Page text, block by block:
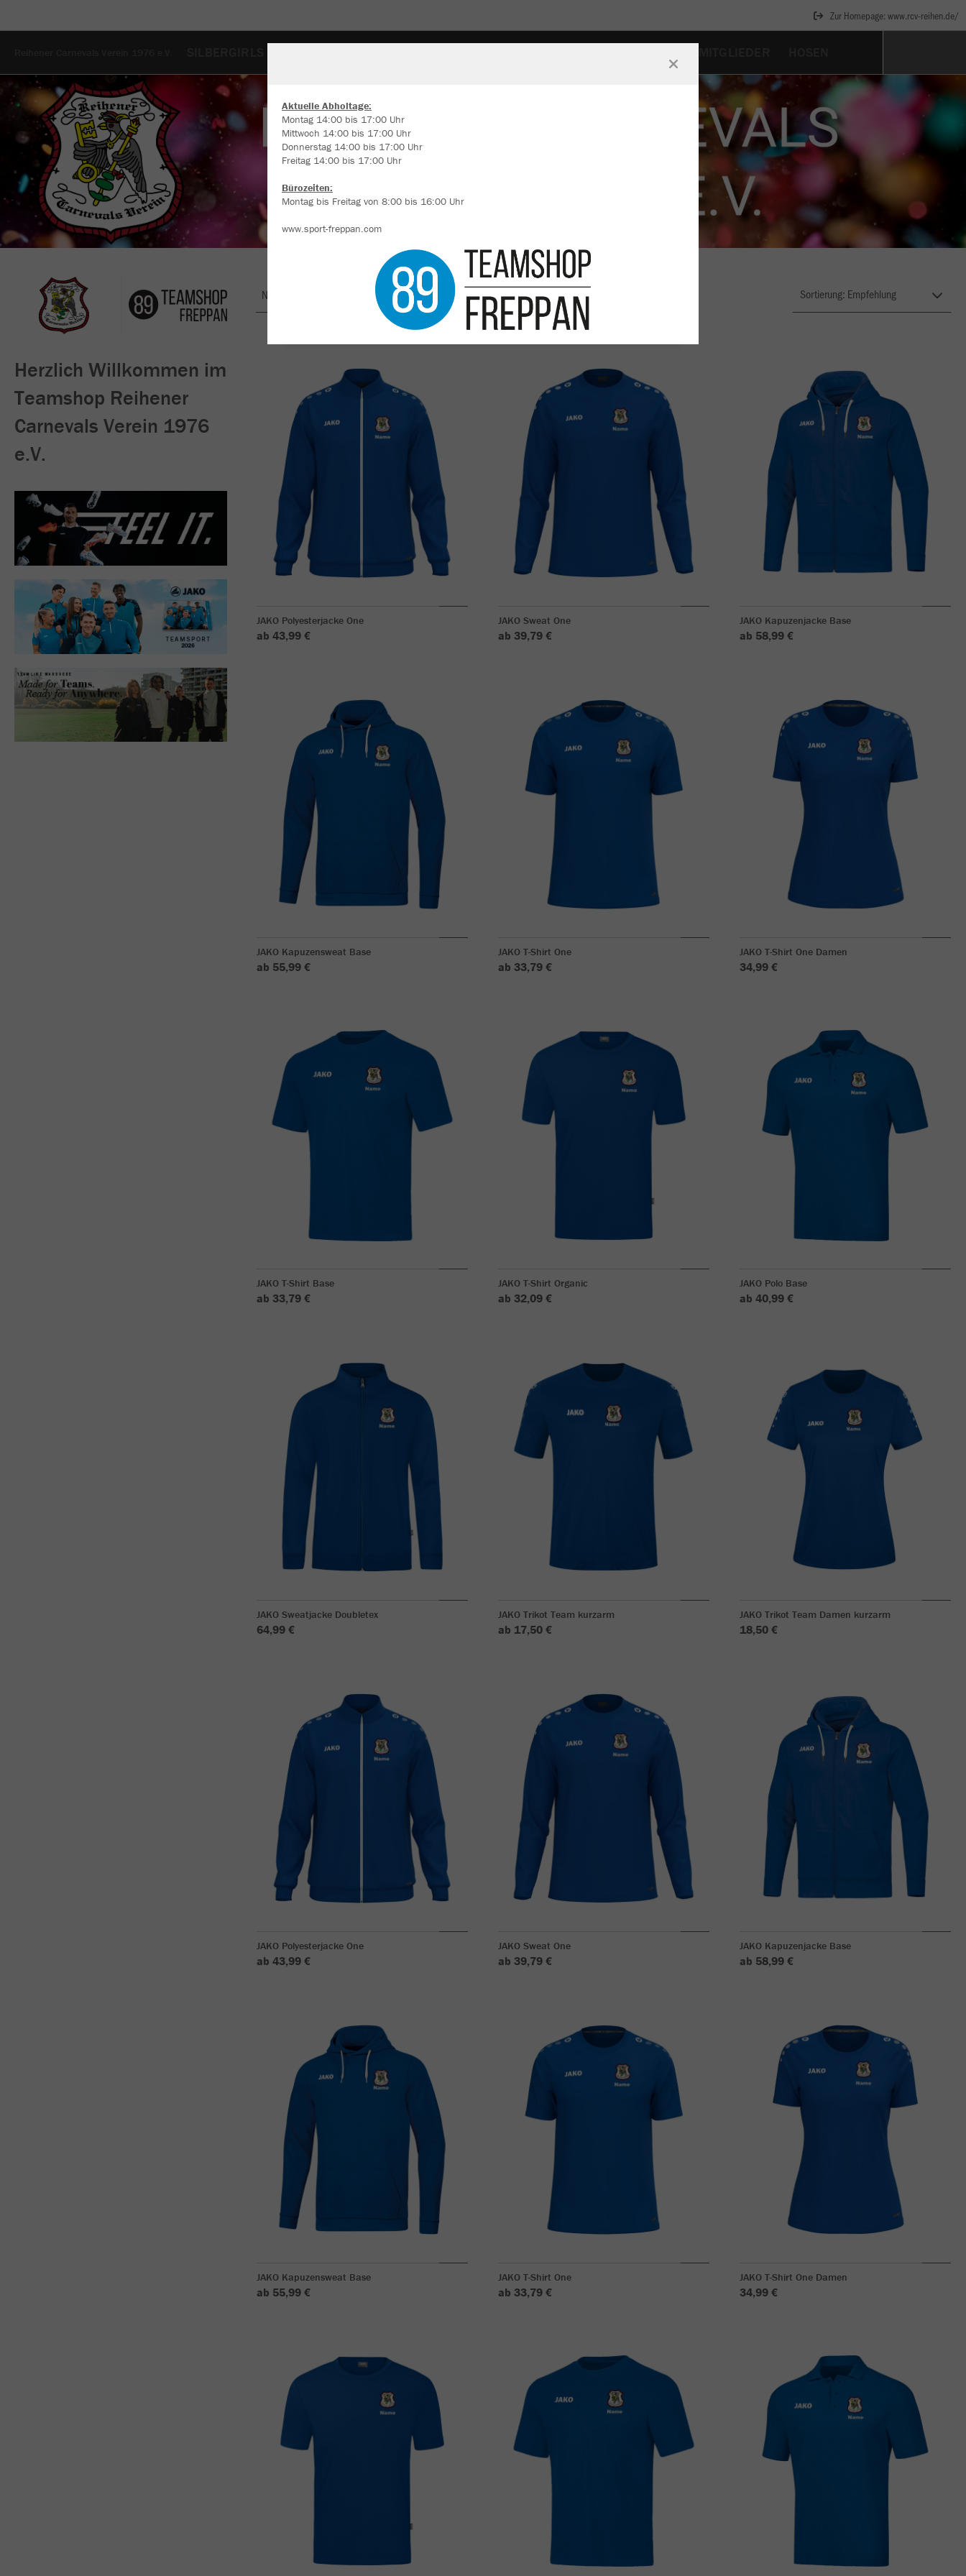
Zur Homepage: www.rcv-reihen.de/
Herzlich Willkommen im
Teamshop Reihener
Carnevals Verein 1976
e.V.
Nachhaltig Farbe
JAKO Polyesterjacke One
ab 43,99 €
JAKO Sweat One
ab 39,79 €
JAKO Kapuzenjacke Base
ab 58,99 €
JAKO Kapuzensweat Base
ab 55,99 €
JAKO T-Shirt One
ab 33,79 €
JAKO T-Shirt One Damen
34,99 €
JAKO T-Shirt Base
ab 33,79 €
JAKO T-Shirt Organic
ab 32,09 €
JAKO Polo Base
ab 40,99 €
JAKO Sweatjacke Doubletex
64,99 €
JAKO Trikot Team kurzarm
ab 17,50 €
JAKO Trikot Team Damen kurzarm
18,50 €
JAKO Polyesterjacke One
ab 43,99 €
JAKO Sweat One
ab 39,79 €
JAKO Kapuzenjacke Base
ab 58,99 €
JAKO Kapuzensweat Base
ab 55,99 €
JAKO T-Shirt One
ab 33,79 €
JAKO T-Shirt One Damen
34,99 €
Aktuelle Abholtage:
Montag 14:00 bis 17:00 Uhr
Mittwoch 14:00 bis 17:00 Uhr
Donnerstag 14:00 bis 17:00 Uhr
Freitag 14:00 bis 17:00 Uhr
Bürozeiten:
Montag bis Freitag von 8:00 bis 16:00 Uhr
www.sport-freppan.com
Wir verwenden Cookies
Durch die Analyse der Besucherdaten können wir dir personalisierte Inhalte
anzeigen und unsere Website verbessern. Weitere Informationen zu den
Alle akzeptieren
mehr Infos
Datenschutz Impressum